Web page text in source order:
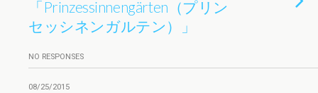
「Prinzessinnengärten（プリン
セッシネンガルテン）」
NO RESPONSES
08/25/2015